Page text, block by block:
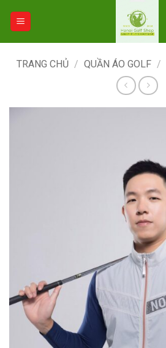
TRANG CHỦ / QUẦN ÁO GOLF /